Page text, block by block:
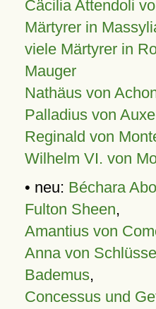
Cäcilia Attendoli
Märtyrer in
viele Märtyrer in
Mauger
Nathäus von
Palladius von
Reginald von
Wilhelm VI. von
• neu: Béchara
Fulton Sheen,
Amantius von
Anna von
Bademus,
Concessus und